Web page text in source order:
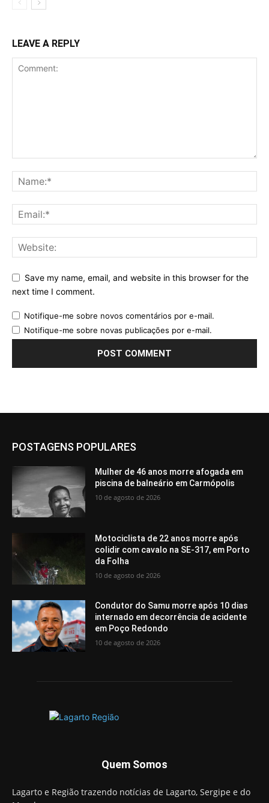
LEAVE A REPLY
Save my name, email, and website in this browser for the
next time I comment.
Notifique-me sobre novos comentários por e-mail.
Notifique-me sobre novas publicações por e-mail.
POSTAGENS POPULARES
Mulher de 46 anos morre afogada em
piscina de balneário em Carmópolis
10 de agosto de 2026
Motociclista de 22 anos morre após
colidir com cavalo na SE-317, em Porto
da Folha
10 de agosto de 2026
Condutor do Samu morre após 10 dias
internado em decorrência de acidente
em Poço Redondo
10 de agosto de 2026
Quem Somos
Lagarto e Região trazendo notícias de Lagarto, Sergipe e do